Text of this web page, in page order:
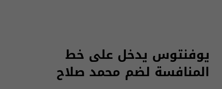
يوفنتوس يدخل على خط
المنافسة لضم محمد صلاح